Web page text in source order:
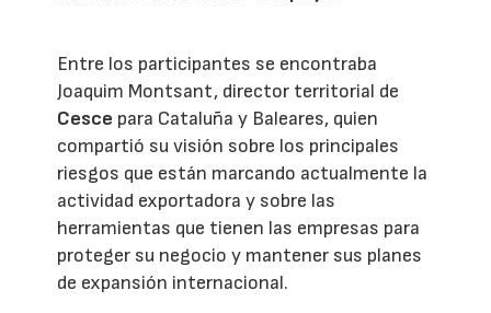
Entre los participantes se encontraba
Joaquim Montsant, director territorial de
Cesce para Cataluña y Baleares, quien
compartió su visión sobre los principales
riesgos que están marcando actualmente la
actividad exportadora y sobre las
herramientas que tienen las empresas para
proteger su negocio y mantener sus planes
de expansión internacional.